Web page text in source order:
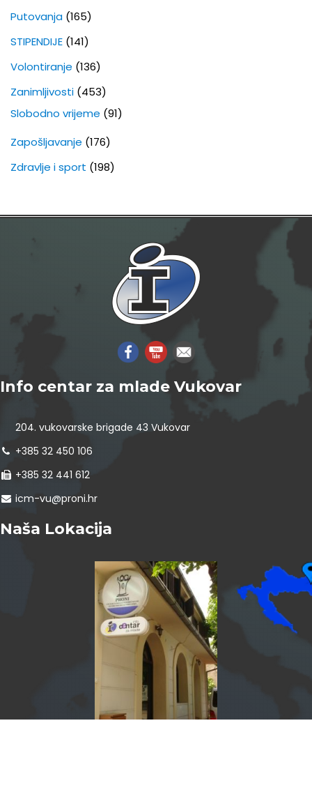
Putovanja (165)
STIPENDIJE (141)
Volontiranje (136)
Zanimljivosti (453)
Slobodno vrijeme (91)
Zapošljavanje (176)
Zdravlje i sport (198)
Info centar za mlade Vukovar
204. vukovarske brigade 43 Vukovar
+385 32 450 106
+385 32 441 612
icm-vu@proni.hr
Naša Lokacija